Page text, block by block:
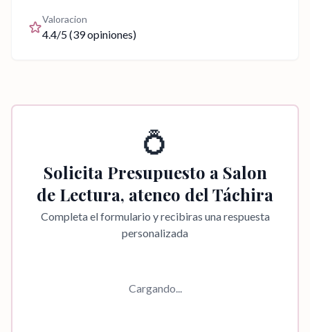
Valoracion
4.4/5 (39opiniones)
💍
Solicita Presupuesto a Salon
de Lectura, ateneo del Táchira
Completa el formulario y recibiras una respuesta
personalizada
Cargando...